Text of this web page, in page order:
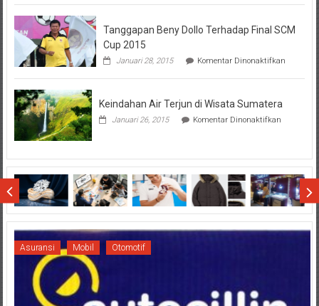
Hal-
Penting
Hasil
Tanggapan Beny Dollo Terhadap Final SCM
Cup 2015
Januari 28, 2015 Komentar Dinonaktifkanpada
Beny
Keindahan Air Terjun di Wisata Sumatera
Januari 26, 2015 Komentar Dinonaktifkanpada
di
Wisata
Sumatera
Asuransi Mobil Otomotif